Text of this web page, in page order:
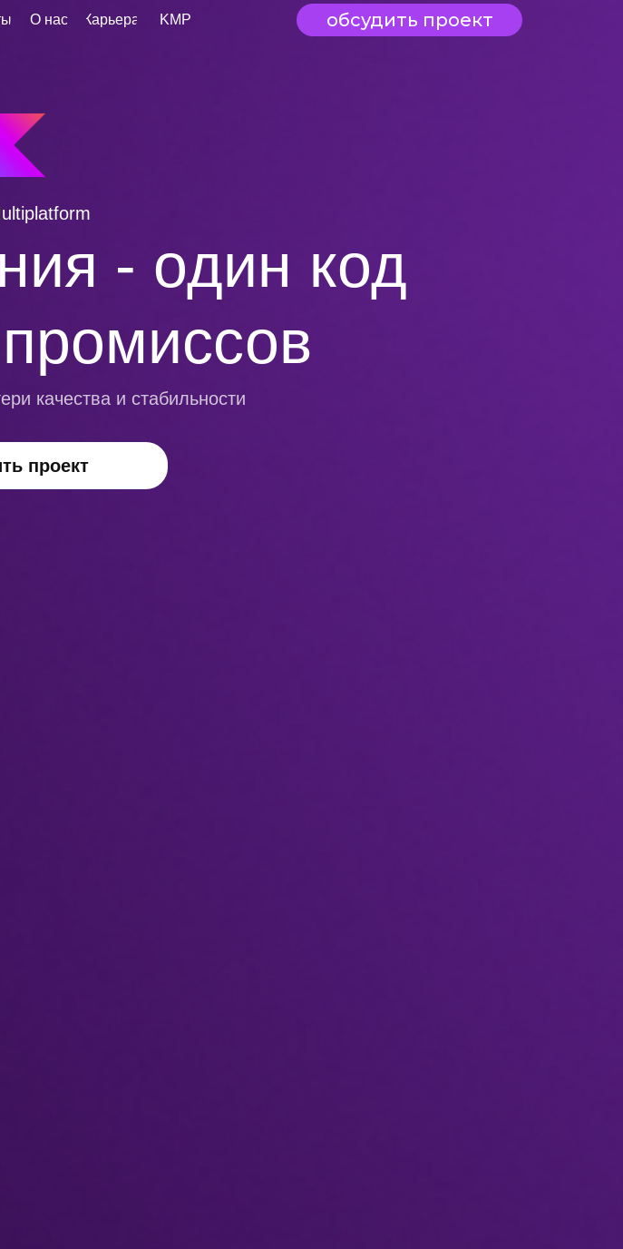
обсудить проект
Карьера KMP
О нас
- один код
качества и стабильности
проект